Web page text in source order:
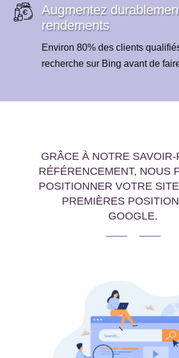
Augmentez
rendements
Environ 80% des clients
recherche sur Bing avant de
GRÂCE À NOTRE SAVOIR-
RÉFÉRENCEMENT, NOUS
POSITIONNER VOTRE
PREMIÈRES
GOOGLE.